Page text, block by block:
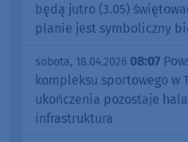
będą jutro (3.05)
planie jest symboliczny
sobota, 18.04.2026 08:07
kompleksu sportowego w
ukończenia pozostaje
infrastruktura